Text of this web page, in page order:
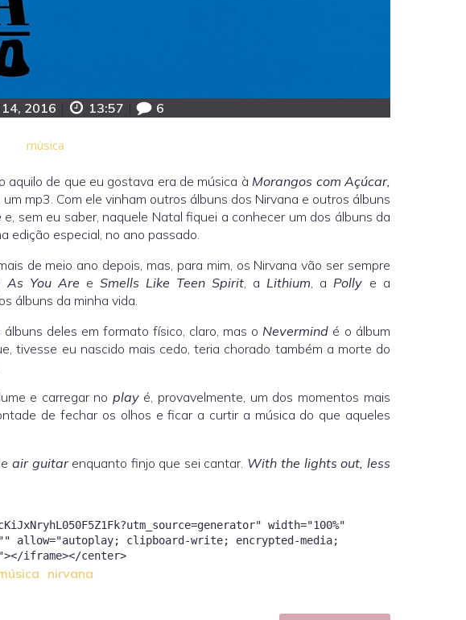
14, 2016 13:57 6
música
de que eu gostava era de música à Morangos com Açúcar,
mp3. Com ele vinham outros álbuns dos Nirvana e outros álbuns
e, sem eu saber, naquele Natal fiquei a conhecer um dos álbuns da
edição especial, no ano passado.
de meio ano depois, mas, para mim, os Nirvana vão ser sempre
As You Are e Smells Like Teen Spirit, a Lithium, a Polly e a
álbuns da minha vida.
deles em formato físico, claro, mas o Nevermind é o álbum
tivesse eu nascido mais cedo, teria chorado também a morte do
e carregar no play é, provavelmente, um dos momentos mais
de fechar os olhos e ficar a curtir a música do que aqueles
air guitar enquanto finjo que sei cantar. With the lights out, less
width="100%"
allow="autoplay; clipboard-write; encrypted-media;
nirvana